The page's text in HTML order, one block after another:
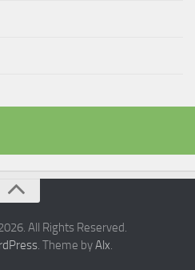
All Rights Reserved.
. Theme byAlx.